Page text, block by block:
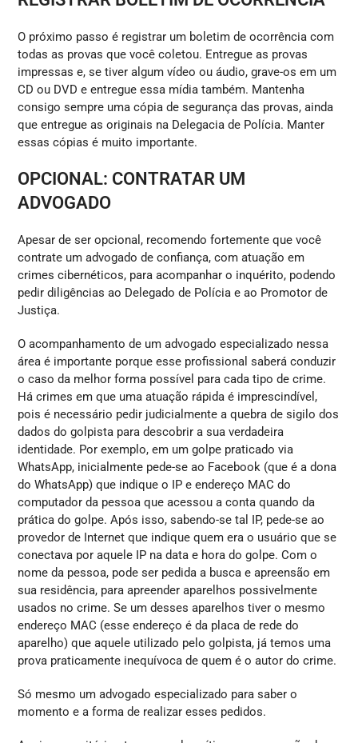
O próximo passo é registrar um boletim de ocorrência com
todas as provas que você coletou. Entregue as provas
impressas e, se tiver algum vídeo ou áudio, grave-os em um
CD ou DVD e entregue essa mídia também. Mantenha
consigo sempre uma cópia de segurança das provas, ainda
que entregue as originais na Delegacia de Polícia. Manter
essas cópias é muito importante.
OPCIONAL: CONTRATAR UM
ADVOGADO
Apesar de ser opcional, recomendo fortemente que você
contrate um advogado de confiança, com atuação em
crimes cibernéticos, para acompanhar o inquérito, podendo
pedir diligências ao Delegado de Polícia e ao Promotor de
Justiça.
O acompanhamento de um advogado especializado nessa
área é importante porque esse profissional saberá conduzir
o caso da melhor forma possível para cada tipo de crime.
Há crimes em que uma atuação rápida é imprescindível,
pois é necessário pedir judicialmente a quebra de sigilo dos
dados do golpista para descobrir a sua verdadeira
identidade. Por exemplo, em um golpe praticado via
WhatsApp, inicialmente pede-se ao Facebook (que é a dona
do WhatsApp) que indique o IP e endereço MAC do
computador da pessoa que acessou a conta quando da
prática do golpe. Após isso, sabendo-se tal IP, pede-se ao
provedor de Internet que indique quem era o usuário que se
conectava por aquele IP na data e hora do golpe. Com o
nome da pessoa, pode ser pedida a busca e apreensão em
sua residência, para apreender aparelhos possivelmente
usados no crime. Se um desses aparelhos tiver o mesmo
endereço MAC (esse endereço é da placa de rede do
aparelho) que aquele utilizado pelo golpista, já temos uma
prova praticamente inequívoca de quem é o autor do crime.
Só mesmo um advogado especializado para saber o
momento e a forma de realizar esses pedidos.